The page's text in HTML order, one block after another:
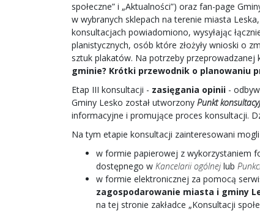
społeczne” i „Aktualności”) oraz fan-page
w wybranych sklepach na terenie miasta
konsultacjach powiadomiono, wysyłając
planistycznych, osób które złożyły wnioski o
sztuk plakatów. Na potrzeby
gminie? Krótki przewodnik o planowaniu
Etap III konsultacji - zasięgania opinii -
Gminy Lesko został utworzony Punkt
informacyjne i promujące proces konsultacji.
Na tym etapie konsultacji zainteresowani
w formie papierowej z wykorzystaniem
dostępnego w Kancelarii ogólnejlub
w formie elektronicznej za pomocą
zagospodarowanie miasta i gminy
na tej stronie zakładce „Konsultacji